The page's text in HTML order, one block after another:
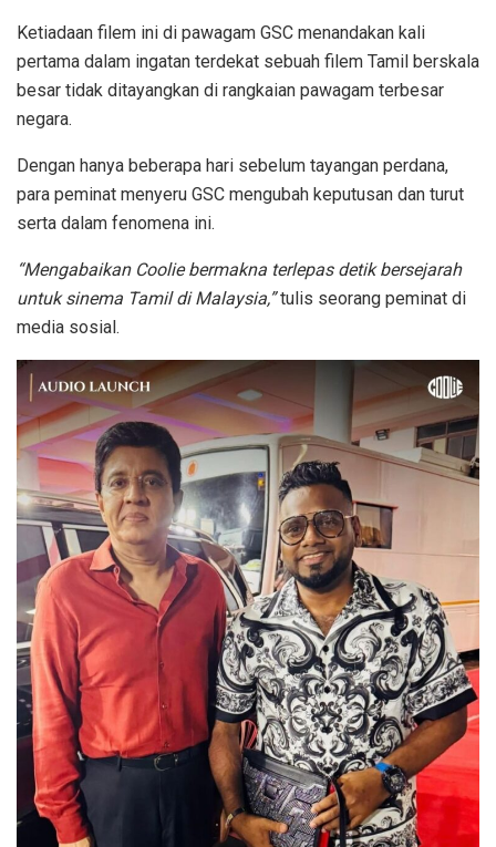
Ketiadaan filem ini di pawagam GSC menandakan kali
pertama dalam ingatan terdekat sebuah filem Tamil berskala
besar tidak ditayangkan di rangkaian pawagam terbesar
negara.
Dengan hanya beberapa hari sebelum tayangan perdana,
para peminat menyeru GSC mengubah keputusan dan turut
serta dalam fenomena ini.
“Mengabaikan Coolie bermakna terlepas detik bersejarah
untuk sinema Tamil di Malaysia,”tulis seorang peminat di
media sosial.